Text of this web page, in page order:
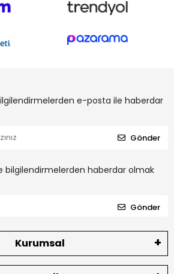
e-posta ile haberdar
Gönder
bilgilendirmelerden haberdar olmak
Gönder
Kurumsal